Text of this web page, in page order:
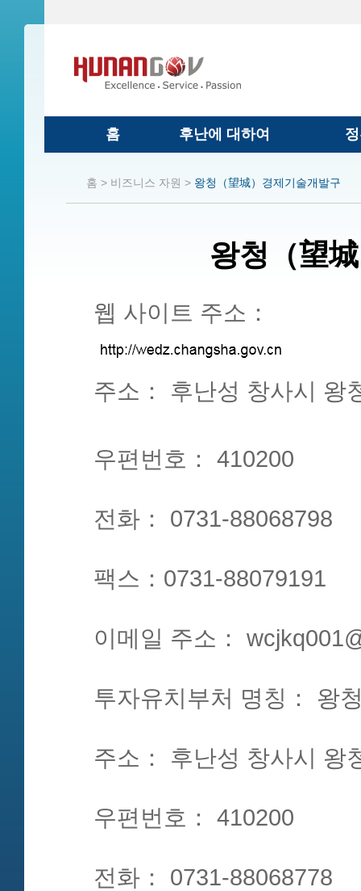
홈 후난에 대하여
홈 > 비즈니스 자원 > 왕청（望城）경제기술개발구
왕청（望
웹 사이트 주소 ：
주소： 후난성 창사시
우편번호： 410200
전화： 0731-88068798
팩스：0731-88079191
이메일 주소：
투자유치부처 명칭： 왕
주소： 후난성 창사시 왕
우편번호： 410200
전화： 0731-88068778